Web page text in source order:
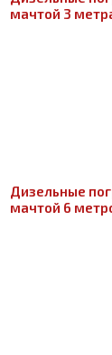
мачтой 3
Дизельные
мачтой 6